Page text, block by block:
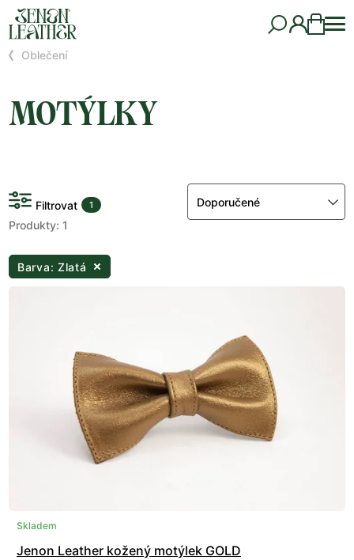
Oblečení
MOTÝLKY
Filtrovat 1
Produkty: 1
Doporučené
Barva: Zlatá
Skladem
Jenon Leather kožený motýlek GOLD